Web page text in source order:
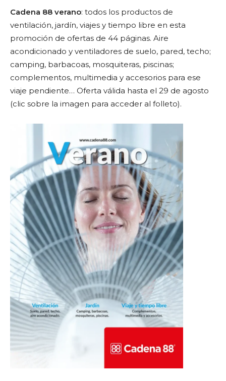
Cadena 88 verano: todos los productos de
ventilación, jardín, viajes y tiempo libre en esta
promoción de ofertas de 44 páginas. Aire
acondicionado y ventiladores de suelo, pared, techo;
camping, barbacoas, mosquiteras, piscinas;
complementos, multimedia y accesorios para ese
viaje pendiente… Oferta válida hasta el 29 de agosto
(clic sobre la imagen para acceder al folleto).